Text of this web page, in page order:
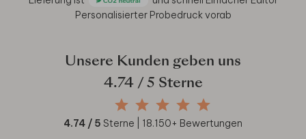
Personalisierter Probedruck vorab
Unsere Kunden geben uns
4.74/ 5 Sterne
4.74 / 5 Sterne | 18.150+ Bewertungen